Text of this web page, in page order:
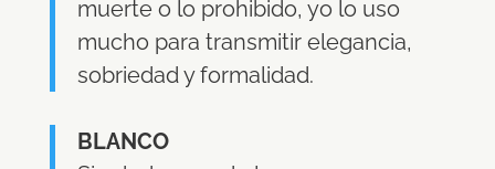
muerte o lo prohibido, yo lo uso
mucho para transmitir elegancia,
sobriedad y formalidad.
BLANCO